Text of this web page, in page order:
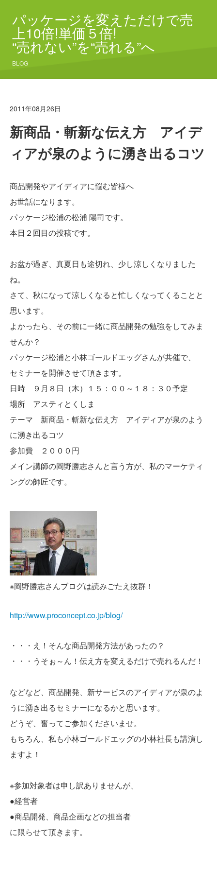
パッケージを変えただけで売
上10倍!単価５倍!
“売れない”を“売れる”へ
BLOG
2011年08月26日
新商品・斬新な伝え方 アイデ
ィアが泉のように湧き出るコツ
商品開発やアイディアに悩む皆様へ
お世話になります。
パッケージ松浦の松浦 陽司です。
本日２回目の投稿です。
お盆が過ぎ、真夏日も途切れ、少し涼しくなりました
ね。
さて、秋になって涼しくなると忙しくなってくることと
思います。
よかったら、その前に一緒に商品開発の勉強をしてみま
せんか？
パッケージ松浦と小林ゴールドエッグさんが共催で、
セミナーを開催させて頂きます。
日時 ９月８日（木）１５：００～１８：３０予定
場所 アスティとくしま
テーマ 新商品・斬新な伝え方 アイディアが泉のよう
に湧き出るコツ
参加費 ２０００円
メイン講師の岡野勝志さんと言う方が、私のマーケティ
ングの師匠です。
※岡野勝志さんブログは読みごたえ抜群！
http://www.proconcept.co.jp/blog/
・・・え！そんな商品開発方法があったの？
・・・うそぉ～ん！伝え方を変えるだけで売れるんだ！
などなど、商品開発、新サービスのアイディアが泉のよ
うに湧き出るセミナーになるかと思います。
どうぞ、奮ってご参加くださいませ。
もちろん、私も小林ゴールドエッグの小林社長も講演し
ますよ！
※参加対象者は申し訳ありませんが、
●経営者
●商品開発、商品企画などの担当者
に限らせて頂きます。